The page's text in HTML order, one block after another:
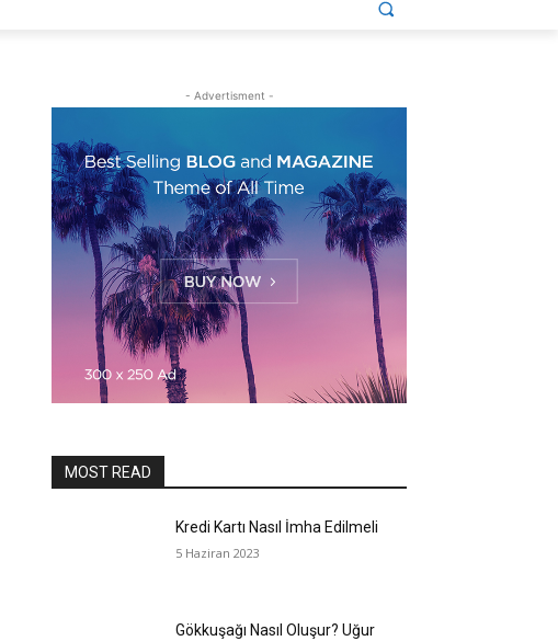
- Advertisment -
MOST READ
Kredi Kartı Nasıl İmha Edilmeli
5 Haziran 2023
Gökkuşağı Nasıl Oluşur? Uğur